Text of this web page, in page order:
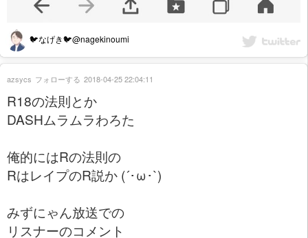
🐦なげき🐦@nagekinoumi
R18の法則とか
DASHムラムラわろた
俺的にはRの法則の
RはレイプのR説か (´･ω･`)
みずにゃん放送での
リスナーのコメント
azsycs フォローする 2018-04-25 22:04:11